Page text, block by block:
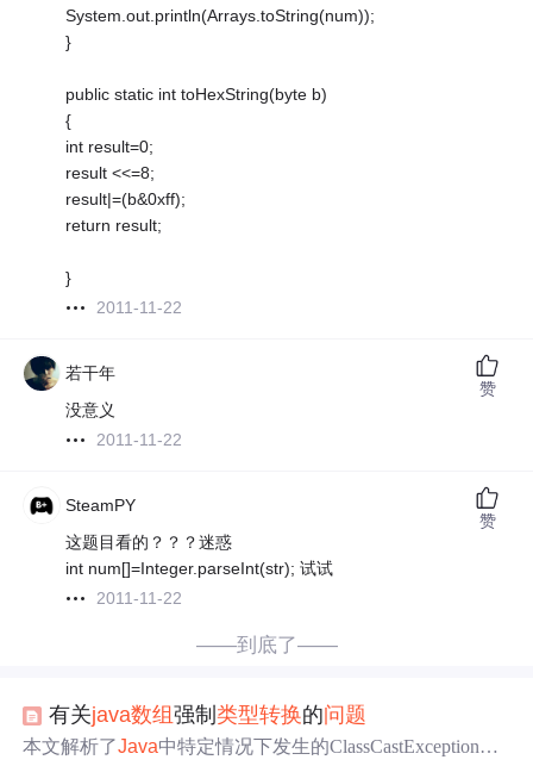
System.out.println(Arrays.toString(num));
}
public static int toHexString(byte b)
{
int result=0;
result <<=8;
result|=(b&0xff);
return result;
}
2011-11-22
若干年
没意义
2011-11-22
赞
SteamPY
这题目看的？？？迷惑
int num[]=Integer.parseInt(str); 试试
2011-11-22
赞
——到底了——
有关java数组强制类型转换的问题
本文解析了Java中特定情况下发生的ClassCastException异